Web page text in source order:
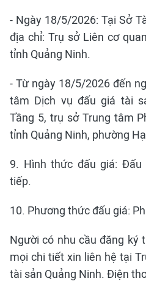
- Ngày 18/5/2026: Tại Sở
địa chỉ: Trụ sở Liên cơ
tỉnh Quảng Ninh.
- Từ ngày 18/5/2026 đến
tâm Dịch vụ đấu giá tài
Tầng 5, trụ sở Trung tâm
tỉnh Quảng Ninh, phường
9. Hình thức đấu giá:
tiếp.
10. Phương thức đấu giá:
Người có nhu cầu đăng ký
mọi chi tiết xin liên hệ tại
tài sản Quảng Ninh. Điện